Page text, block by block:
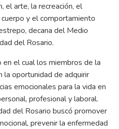
el arte, la recreación, el
y el comportamiento
decana del Medio
del Rosario.
en el cual los miembros de la
la oportunidad de adquirir
emocionales para la vida en
profesional y laboral.
del Rosario buscó promover
prevenir la enfermedad